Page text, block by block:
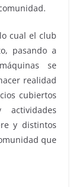
cual el club
pasando a
se
realidad
cubiertos
y distintos
que